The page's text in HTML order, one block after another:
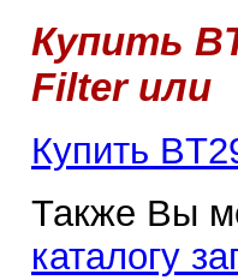
Купить
Filter или
Купить
Также Вы
каталогу